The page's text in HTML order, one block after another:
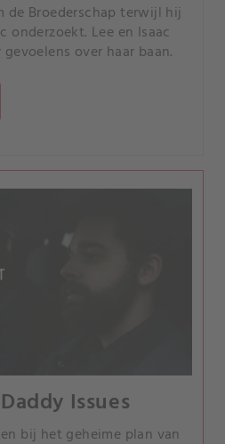
de Broederschap terwijl hij
Lee en Isaac
over haar baan.
Issues
bij het geheime plan van